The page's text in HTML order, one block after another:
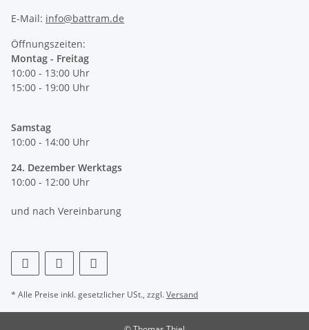
E-Mail: info@battram.de
Öffnungszeiten:
Montag - Freitag
10:00 - 13:00 Uhr
15:00 - 19:00 Uhr
Samstag
10:00 - 14:00 Uhr
24. Dezember Werktags
10:00 - 12:00 Uhr
und nach Vereinbarung
* Alle Preise inkl. gesetzlicher USt., zzgl.Versand